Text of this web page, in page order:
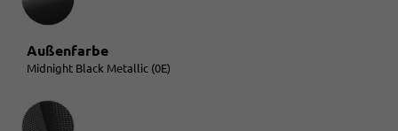
Außenfarbe
Midnight Black Metallic (0E)
Innenausstattung